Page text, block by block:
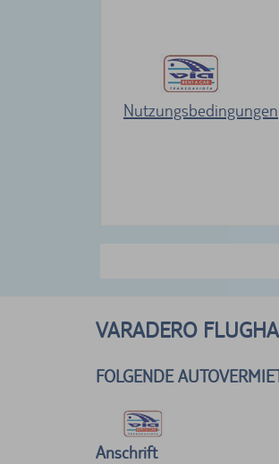
Nutzungsbedingungen
VARADERO
FOLGENDE
Anschrift